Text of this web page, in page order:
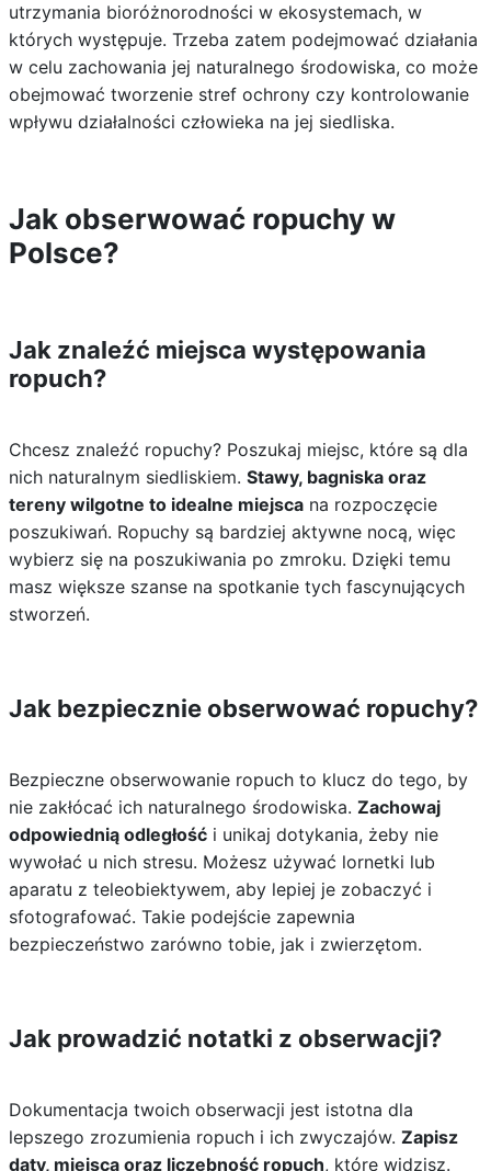
utrzymania bioróżnorodności w ekosystemach, w
których występuje. Trzeba zatem podejmować działania
w celu zachowania jej naturalnego środowiska, co może
obejmować tworzenie stref ochrony czy kontrolowanie
wpływu działalności człowieka na jej siedliska.
Jak obserwować ropuchy w
Polsce?
Jak znaleźć miejsca występowania
ropuch?
Chcesz znaleźć ropuchy? Poszukaj miejsc, które są dla
nich naturalnym siedliskiem. Stawy, bagniska oraz
tereny wilgotne to idealne miejscana rozpoczęcie
poszukiwań. Ropuchy są bardziej aktywne nocą, więc
wybierz się na poszukiwania po zmroku. Dzięki temu
masz większe szanse na spotkanie tych fascynujących
stworzeń.
Jak bezpiecznie obserwować ropuchy?
Bezpieczne obserwowanie ropuch to klucz do tego, by
nie zakłócać ich naturalnego środowiska. Zachowaj
odpowiednią odległośći unikaj dotykania, żeby nie
wywołać u nich stresu. Możesz używać lornetki lub
aparatu z teleobiektywem, aby lepiej je zobaczyć i
sfotografować. Takie podejście zapewnia
bezpieczeństwo zarówno tobie, jak i zwierzętom.
Jak prowadzić notatki z obserwacji?
Dokumentacja twoich obserwacji jest istotna dla
lepszego zrozumienia ropuch i ich zwyczajów. Zapisz
daty, miejsca oraz liczebność ropuch, które widzisz.